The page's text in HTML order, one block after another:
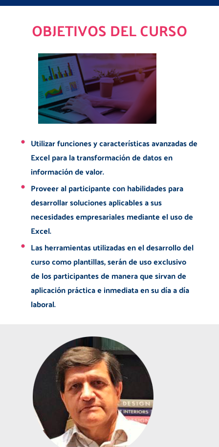
OBJETIVOS DEL CURSO
Utilizar funciones y características avanzadas de
Excel para la transformación de datos en
información de valor.
Proveer al participante con habilidades para
desarrollar soluciones aplicables a sus
necesidades empresariales mediante el uso de
Excel.
Las herramientas utilizadas en el desarrollo del
curso como plantillas, serán de uso exclusivo
de los participantes de manera que sirvan de
aplicación práctica e inmediata en su día a día
laboral.